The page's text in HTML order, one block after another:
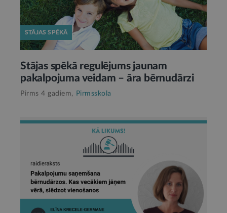
STĀJAS SPĒKĀ
Stājas spēkā regulējums jaunam
pakalpojuma veidam – āra bērnudārzi
Pirms 4 gadiem, Pirmsskola